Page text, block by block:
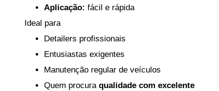
Aplicação: fácil e rápida
Ideal para
Detailers profissionais
Entusiastas exigentes
Manutenção regular de veículos
Quem procura qualidade com excelente